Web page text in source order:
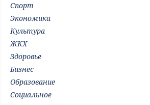
Спорт
Экономика
Культура
ЖКХ
Здоровье
Бизнес
Образование
Социальное